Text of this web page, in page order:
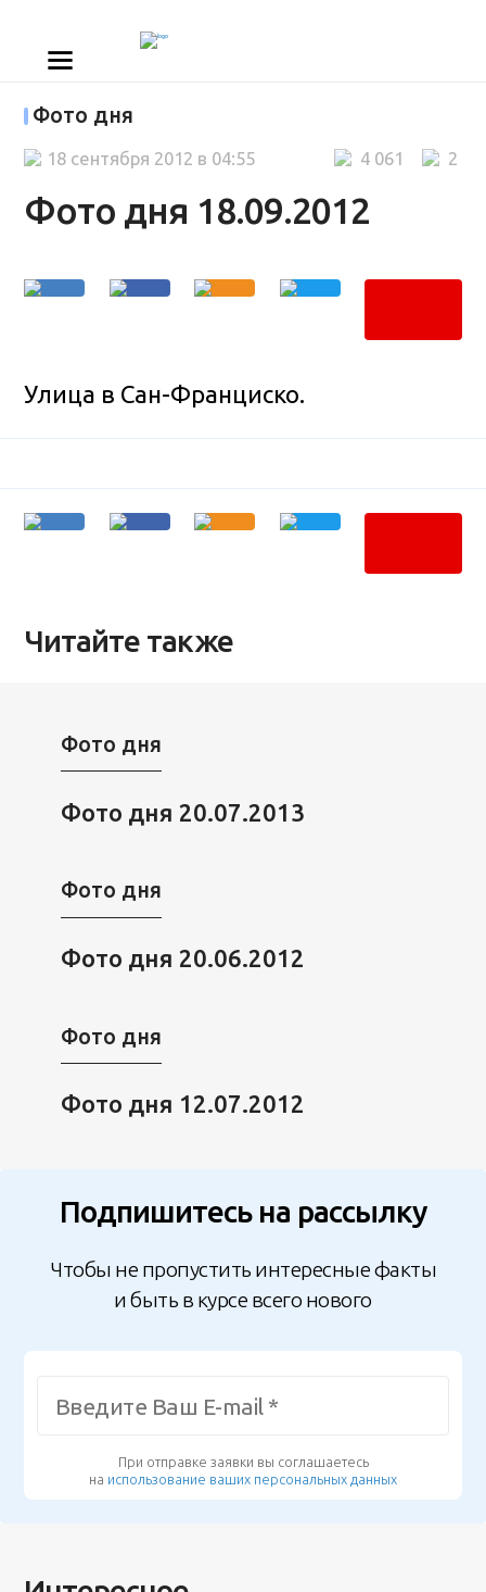
Фото дня
Фото дня 18.09.2012
2
4 061
18 сентября 2012 в 04:55
Улица в Сан-Франциско.
Читайте также
Фото дня
Фото дня 20.07.2013
Фото дня
Фото дня 20.06.2012
Фото дня
Фото дня 12.07.2012
Подпишитесь на рассылку
Чтобы не пропустить интересные факты
и быть в курсе всего нового
При отправке заявки вы соглашаетесь
на использование ваших персональных данных